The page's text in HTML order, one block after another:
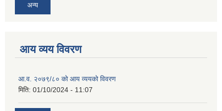
अन्य
आय व्यय विवरण
आ.व. २०७९/८० को आय व्ययको विवरण
मिति: 01/10/2024 - 11:07